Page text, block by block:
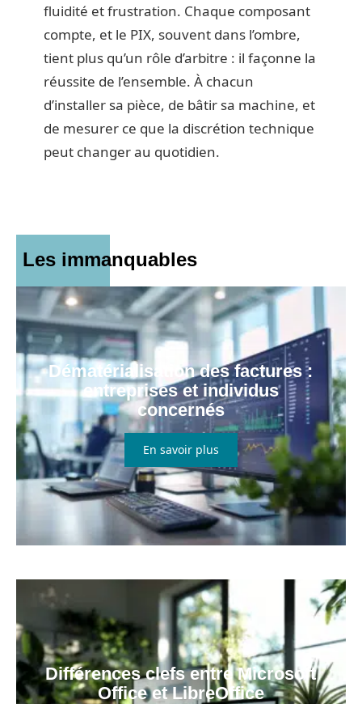
fluidité et frustration. Chaque composant
compte, et le PIX, souvent dans l’ombre,
tient plus qu’un rôle d’arbitre : il façonne la
réussite de l’ensemble. À chacun
d’installer sa pièce, de bâtir sa machine, et
de mesurer ce que la discrétion technique
peut changer au quotidien.
Les immanquables
Dématérialisation des factures :
entreprises et individus
concernés
En savoir plus
Différences clefs entre Microsoft
Office et LibreOffice